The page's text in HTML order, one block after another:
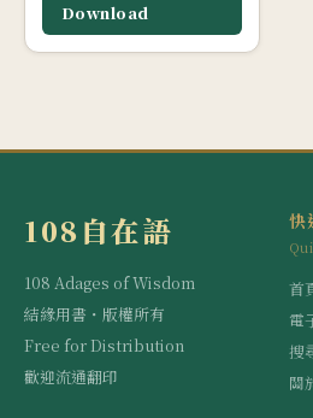
Download
108自在語
108 Adages of Wisdom
結緣用書・版權所有
Free for Distribution
歡迎流通翻印
快
首
電
搜
關